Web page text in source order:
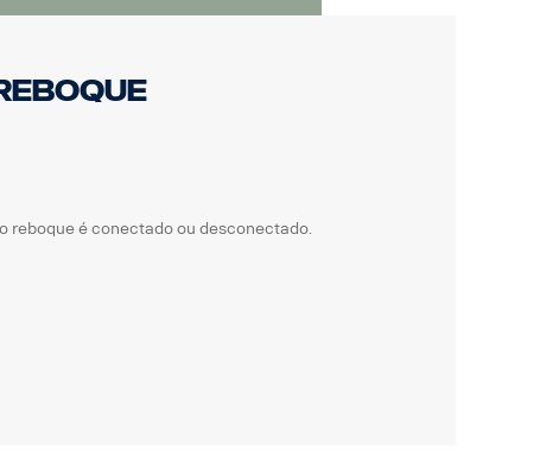
reboque é conectado ou desconectado.